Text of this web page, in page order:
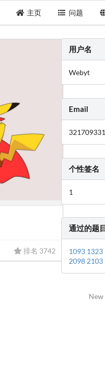
主页 问题
排名 3742
用户名
Webyt
Email
个性签名
1
通过的题
1093 1323
20982103